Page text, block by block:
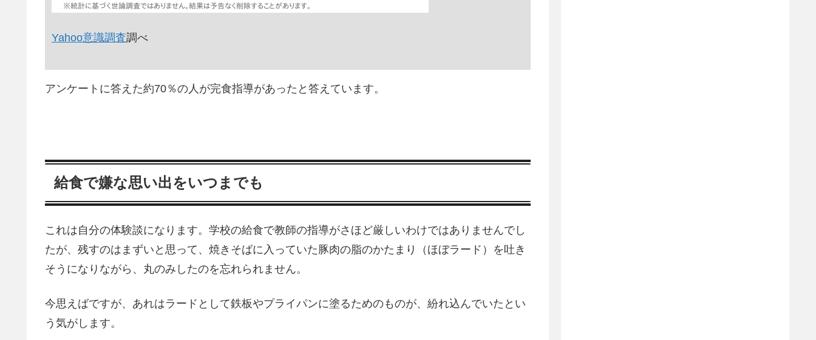
Yahoo意識調査調べ
アンケートに答えた約70％の人が完食指導があったと答えています。
給食で嫌な思い出をいつまでも
これは自分の体験談になります。学校の給食で教師の指導がさほど厳しいわけではありませんでし
たが、残すのはまずいと思って、焼きそばに入っていた豚肉の脂のかたまり（ほぼラード）を吐き
そうになりながら、丸のみしたのを忘れられません。
今思えばですが、あれはラードとして鉄板やプライパンに塗るためのものが、紛れ込んでいたとい
う気がします。